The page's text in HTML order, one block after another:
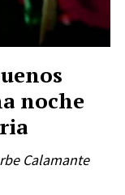
noche
Calamante